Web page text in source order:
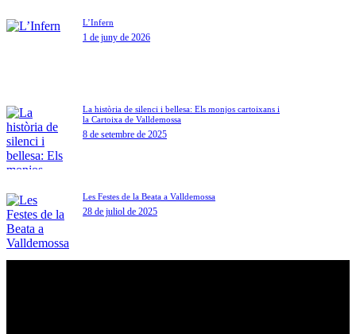
L’Infern
1 de juny de 2026
La història de silenci i bellesa: Els monjos cartoixans i
la Cartoixa de Valldemossa
8 de setembre de 2025
Les Festes de la Beata a Valldemossa
28 de juliol de 2025